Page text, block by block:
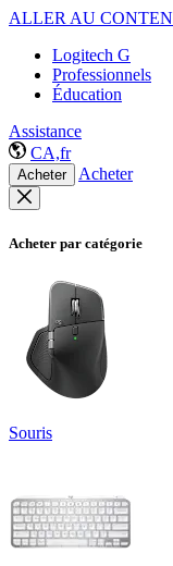
ALLER AU
Logitech G
Professionnels
Éducation
Assistance
CA,fr
Acheter Acheter
Acheter par catégorie
Souris